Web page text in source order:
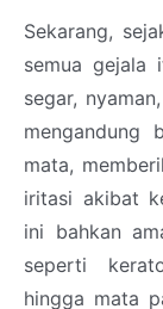
Sekarang,
semua gejala
segar,
mengandung
mata,
iritasi akibat
ini bahkan
seperti
hingga mata